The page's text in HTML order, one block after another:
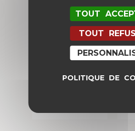
Produits
Promo !
TOUT
TOUT
POLITIQUE DE